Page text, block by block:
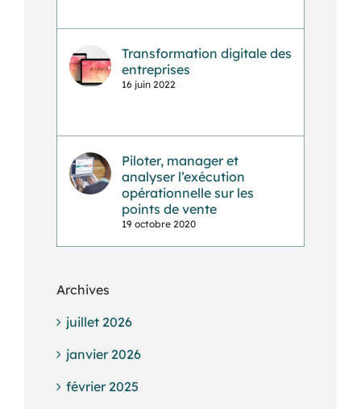
Transformation digitale des
entreprises
16 juin 2022
Piloter, manager et
analyser l’exécution
opérationnelle sur les
points de vente
19 octobre 2020
Archives
juillet 2026
janvier 2026
février 2025